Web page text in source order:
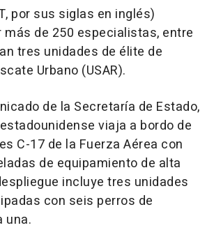
por sus siglas en inglés)
de 250 especialistas, entre
tres unidades de élite de
Urbano (USAR).
de la Secretaría de Estado,
viaja a bordo de
C-17 de la Fuerza Aérea con
de equipamiento de alta
incluye tres unidades
con seis perros de
una.